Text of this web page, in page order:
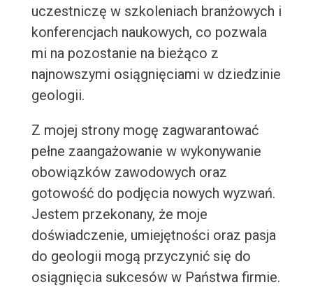
uczestniczę w szkoleniach branżowych i
konferencjach naukowych, co pozwala
mi na pozostanie na bieżąco z
najnowszymi osiągnięciami w dziedzinie
geologii.
Z mojej strony mogę zagwarantować
pełne zaangażowanie w wykonywanie
obowiązków zawodowych oraz
gotowość do podjęcia nowych wyzwań.
Jestem przekonany, że moje
doświadczenie, umiejętności oraz pasja
do geologii mogą przyczynić się do
osiągnięcia sukcesów w Państwa firmie.